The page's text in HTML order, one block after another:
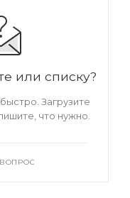
или списку?
Загрузите
что нужно.